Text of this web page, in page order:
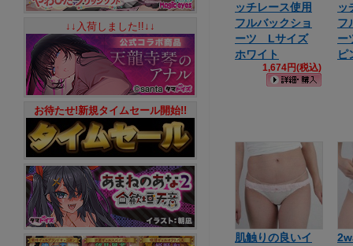
ッチレース使用
フルバックショ
ーツ Lサイズ
ホワイト
1,674円(税込)
ッ
フ
ー
ピ
肌触りの良いイ
↓↓入荷しました!!↓↓
お待たせ!新規タイムセール開始!!